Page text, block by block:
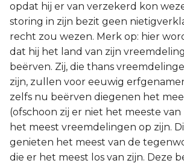
opdat hij er van verzekerd kon
storing in zijn bezit geen
recht zou wezen. Merk op: hier
dat hij het land van zijn
beërven. Zij, die thans
zijn, zullen voor eeuwig
zelfs nu beërven diegenen het
(ofschoon zij er niet het meeste
het meest vreemdelingen op zijn.
genieten het meest van de
die er het meest los van zijn. Deze